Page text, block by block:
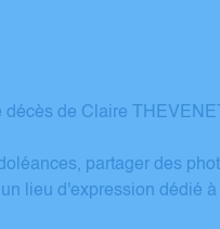
de Claire
partager des
lieu d'expression dédié